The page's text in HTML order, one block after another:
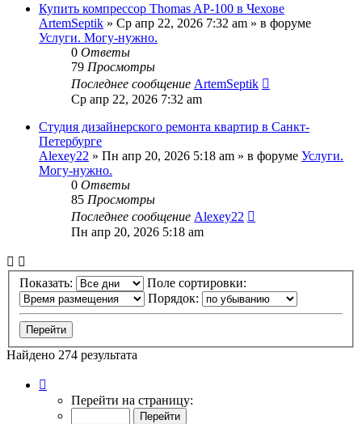
Купить компрессор Thomas AP-100 в Чехове
ArtemSeptik » Ср апр 22, 2026 7:32 am » в форуме
Услуги. Могу-нужно.
0 Ответы
79 Просмотры
Последнее сообщение ArtemSeptik
Ср апр 22, 2026 7:32 am
Студия дизайнерского ремонта квартир в Санкт-
Петербурге
Alexey22 » Пн апр 20, 2026 5:18 am » в форуме Услуги.
Могу-нужно.
0 Ответы
85 Просмотры
Последнее сообщение Alexey22
Пн апр 20, 2026 5:18 am
Показать:
Поле сортировки:
Порядок:
Найдено 274 результата
Перейти на страницу: